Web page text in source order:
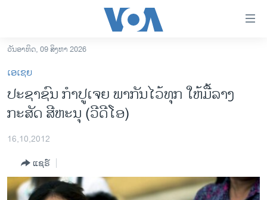
ເຂົ້າ
ຫາ
ຂ້າມ
ຂ້າມ
ຫາ
ອາເມຣິກາ
ການເລືອກຕັ້ງ ປະທານາທີບໍດີ ສະຫະລັດ 2024
ຂ່າວ​ຈີນ
ໂລກ
ເອເຊຍ
ວັນອາທິດ, 09 ສິງຫາ 2026
ເອເຊຍ
ປະຊາຊົນ ກໍາປູເຈຍ ພາກັນໄວ້ທຸກ ໃຫ້ມື້ລາງ
ກະສັດ ສີຫະນຸ (ວີດີໂອ)
16,10,2012
ແຊຣ໌